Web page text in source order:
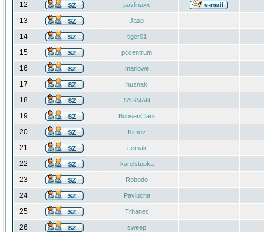
12 pavlinaxx
13 Jaso
14 tiger01
15 pccentrum
16 marlowe
17 husnak
18 SYSMAN
19 BobsenClark
20 Kimov
21 cemak
22 karelstupka
23 Robodo
24 Pavlucha
25 Trhanec
26 sweep